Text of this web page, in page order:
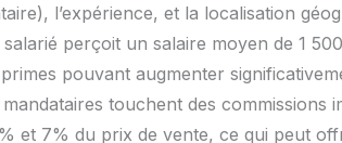
l’expérience, et la localisation
perçoit un salaire moyen de 1
pouvant augmenter
touchent des commissions
et 7% du prix de vente, ce qui peut